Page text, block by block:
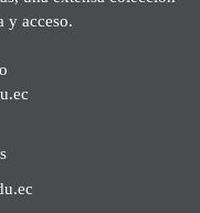
y acceso.